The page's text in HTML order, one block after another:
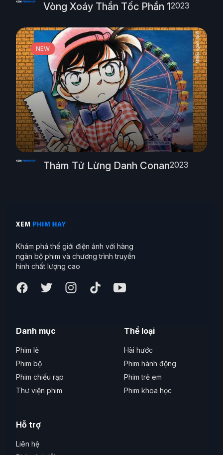
Vòng Xoáy Thần Tốc Phần 12023
NEW
Thám Tử Lừng Danh Conan2023
Khám phá thế giới điện ảnh với hàng
ngàn bộ phim và chương trình truyền
hình chất lượng cao
Danh mục
Phim lẻ
Phim bộ
Phim chiếu rạp
Thư viện phim
Thể loại
Hài hước
Phim hành động
Phim trẻ em
Phim khoa học
Hỗ trợ
Liên hệ